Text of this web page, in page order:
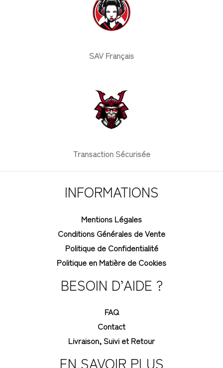
SAV Français
Transaction Sécurisée
INFORMATIONS
Mentions Légales
Conditions Générales de Vente
Politique de Confidentialité
Politique en Matière de Cookies
BESOIN D’AIDE ?
FAQ
Contact
Livraison, Suivi et Retour
EN SAVOIR PLUS